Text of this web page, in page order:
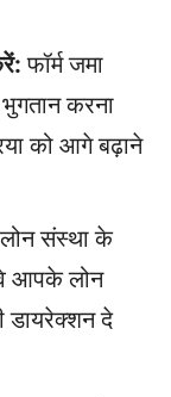
फॉर्म जमा
करना
को आगे बढ़ाने
संस्था के
वे आपके लोन
दे